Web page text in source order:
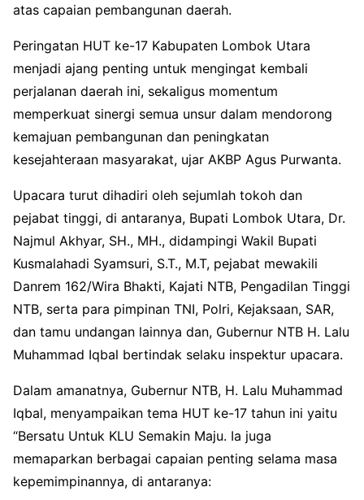
atas capaian pembangunan daerah.
Peringatan HUT ke-17 Kabupaten Lombok Utara
menjadi ajang penting untuk mengingat kembali
perjalanan daerah ini, sekaligus momentum
memperkuat sinergi semua unsur dalam mendorong
kemajuan pembangunan dan peningkatan
kesejahteraan masyarakat, ujar AKBP Agus Purwanta.
Upacara turut dihadiri oleh sejumlah tokoh dan
pejabat tinggi, di antaranya, Bupati Lombok Utara, Dr.
Najmul Akhyar, SH., MH., didampingi Wakil Bupati
Kusmalahadi Syamsuri, S.T., M.T, pejabat mewakili
Danrem 162/Wira Bhakti, Kajati NTB, Pengadilan Tinggi
NTB, serta para pimpinan TNI, Polri, Kejaksaan, SAR,
dan tamu undangan lainnya dan, Gubernur NTB H. Lalu
Muhammad Iqbal bertindak selaku inspektur upacara.
Dalam amanatnya, Gubernur NTB, H. Lalu Muhammad
Iqbal, menyampaikan tema HUT ke-17 tahun ini yaitu
“Bersatu Untuk KLU Semakin Maju. Ia juga
memaparkan berbagai capaian penting selama masa
kepemimpinannya, di antaranya: